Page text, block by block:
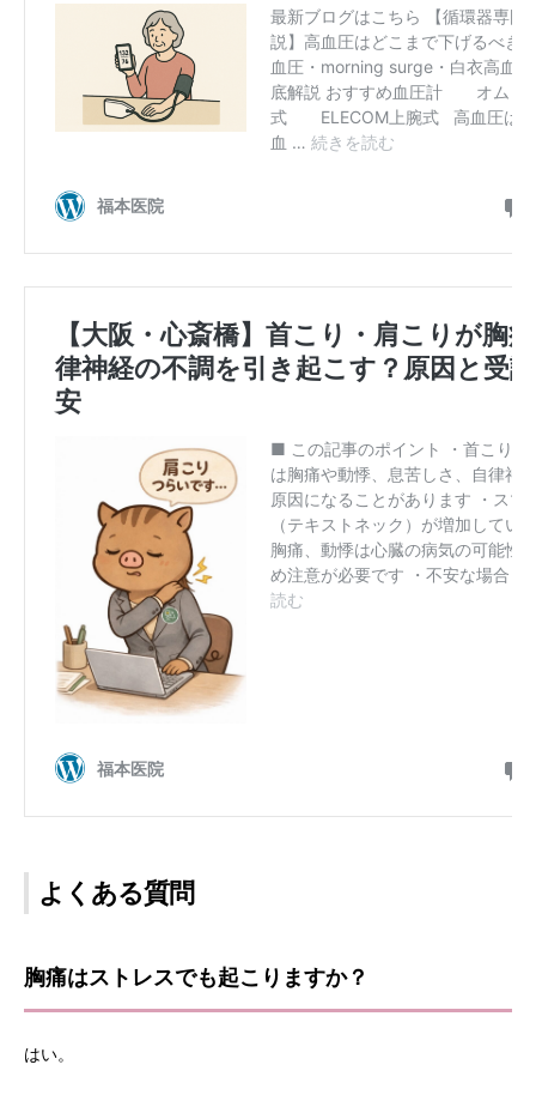
よくある質問
胸痛はストレスでも起こりますか？
はい。